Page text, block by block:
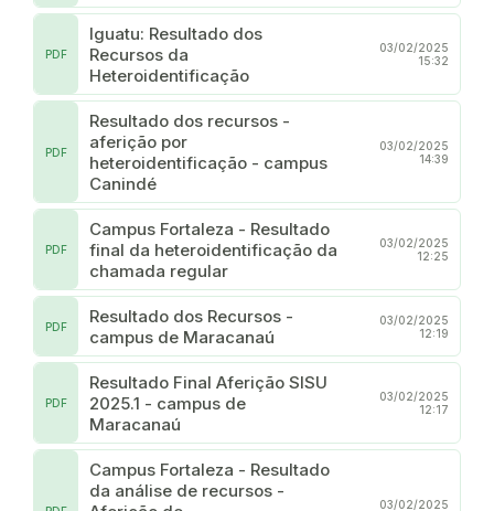
Iguatu: Resultado dos
Recursos da
Heteroidentificação
PDF
03/02/2025
15:32
Resultado dos recursos -
aferição por
heteroidentificação - campus
Canindé
PDF
03/02/2025
14:39
Campus Fortaleza - Resultado
final da heteroidentificação da
chamada regular
PDF
03/02/2025
12:25
Resultado dos Recursos -
campus de Maracanaú
PDF
03/02/2025
12:19
Resultado Final Aferição SISU
2025.1 - campus de
Maracanaú
PDF
03/02/2025
12:17
Campus Fortaleza - Resultado
da análise de recursos -
03/02/2025